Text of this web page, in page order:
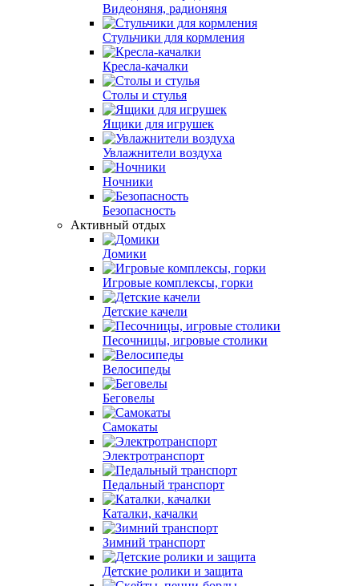
Видеоняня, радионяня
Стульчики для кормления
Кресла-качалки
Столы и стулья
Ящики для игрушек
Увлажнители воздуха
Ночники
Безопасность
Активный отдых
Домики
Игровые комплексы, горки
Детские качели
Песочницы, игровые столики
Велосипеды
Беговелы
Самокаты
Электротранспорт
Педальный транспорт
Каталки, качалки
Зимний транспорт
Детские ролики и защита